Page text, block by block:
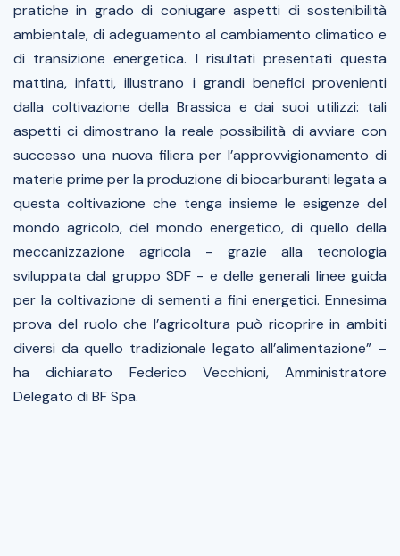
pratiche in grado di coniugare aspetti di sostenibilità
ambientale, di adeguamento al cambiamento climatico e
di transizione energetica. I risultati presentati questa
mattina, infatti, illustrano i grandi benefici provenienti
dalla coltivazione della Brassica e dai suoi utilizzi: tali
aspetti ci dimostrano la reale possibilità di avviare con
successo una nuova filiera per l’approvvigionamento di
materie prime per la produzione di biocarburanti legata a
questa coltivazione che tenga insieme le esigenze del
mondo agricolo, del mondo energetico, di quello della
meccanizzazione agricola - grazie alla tecnologia
sviluppata dal gruppo SDF - e delle generali linee guida
per la coltivazione di sementi a fini energetici. Ennesima
prova del ruolo che l’agricoltura può ricoprire in ambiti
diversi da quello tradizionale legato all’alimentazione” –
ha dichiarato Federico Vecchioni, Amministratore
Delegato di BF Spa.